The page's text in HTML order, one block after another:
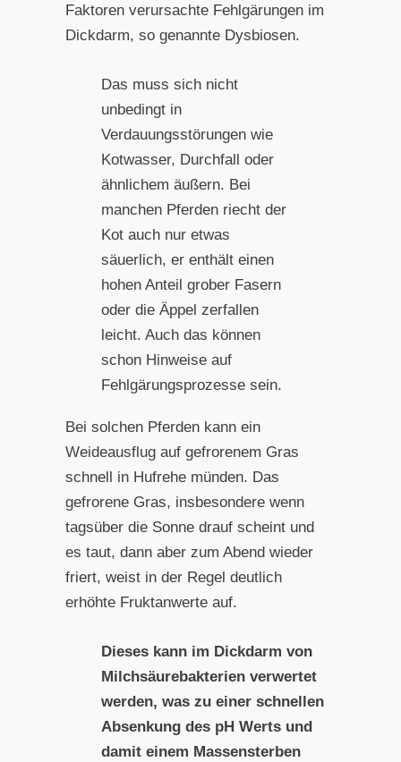
Faktoren verursachte Fehlgärungen im
Dickdarm, so genannte Dysbiosen.
Das muss sich nicht
unbedingt in
Verdauungsstörungen wie
Kotwasser, Durchfall oder
ähnlichem äußern. Bei
manchen Pferden riecht der
Kot auch nur etwas
säuerlich, er enthält einen
hohen Anteil grober Fasern
oder die Äppel zerfallen
leicht. Auch das können
schon Hinweise auf
Fehlgärungsprozesse sein.
Bei solchen Pferden kann ein
Weideausflug auf gefrorenem Gras
schnell in Hufrehe münden. Das
gefrorene Gras, insbesondere wenn
tagsüber die Sonne drauf scheint und
es taut, dann aber zum Abend wieder
friert, weist in der Regel deutlich
erhöhte Fruktanwerte auf.
Dieses kann im Dickdarm von
Milchsäurebakterien verwertet
werden, was zu einer schnellen
Absenkung des pH Werts und
damit einem Massensterben